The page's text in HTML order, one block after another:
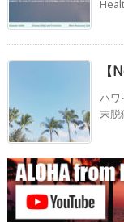
ハワ
末脱